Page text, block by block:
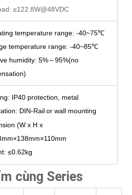
≤122.8W@48VDC
temperature range: -40~75℃
temperature range: -40~85℃
humidity: 5%～95%(no
IP40 protection, metal
DIN-Railor wall mounting
(W x H x
mm×138mm×110mm
≤0.62kg
cùng Series